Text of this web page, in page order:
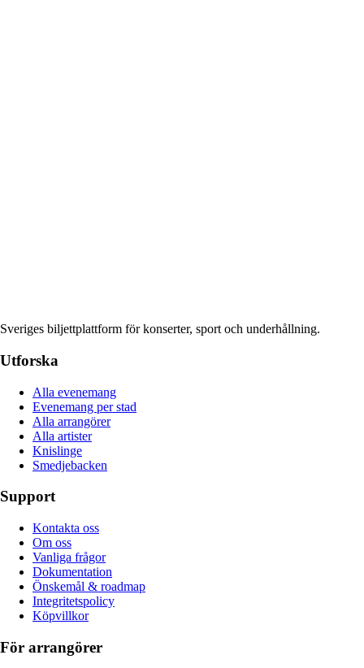
Sveriges biljettplattform för konserter, sport och underhållning.
Utforska
Alla evenemang
Evenemang per stad
Alla arrangörer
Alla artister
Knislinge
Smedjebacken
Support
Kontakta oss
Om oss
Vanliga frågor
Dokumentation
Önskemål & roadmap
Integritetspolicy
Köpvillkor
För arrangörer